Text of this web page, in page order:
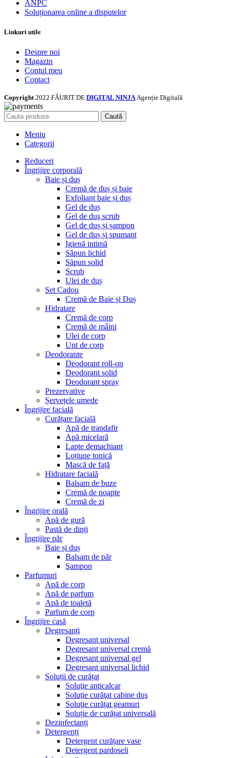
ANPC
Soluționarea online a disputelor
Linkuri utile
Despre noi
Magazin
Contul meu
Contact
Copyright 2022 FĂURIT DE DIGITAL NINJAAgenție Digitală
Caută
Meniu
Categorii
Reduceri
Îngrijire corporală
Baie și duș
Cremă de duș și baie
Exfoliant baie și duș
Gel de duș
Gel de duş scrub
Gel de duș și șampon
Gel de duș și spumant
Igienă intimă
Săpun lichid
Săpun solid
Scrub
Ulei de duș
Set Cadou
Cremă de Baie și Duș
Hidratare
Cremă de corp
Cremă de mâini
Ulei de corp
Unt de corp
Deodorante
Deodorant roll-on
Deodorant solid
Deodorant spray
Prezervative
Șervețele umede
Îngrijire facială
Curățare facială
Apă de trandafir
Apă micelară
Lapte demachiant
Loțiune tonică
Mască de față
Hidratare facială
Balsam de buze
Cremă de noapte
Cremă de zi
Îngrijire orală
Apă de gură
Pastă de dinți
Îngrijire păr
Baie și duș
Balsam de păr
Şampon
Parfumuri
Apă de corp
Apă de parfum
Apă de toaletă
Parfum de corp
Îngrijire casă
Degresanți
Degresant universal
Degresant universal cremă
Degresant universal gel
Degresant universal lichid
Soluții de curățat
Soluţie anticalcar
Soluţie curăţat cabine duş
Soluţie curățat geamuri
Soluție de curățat universală
Dezinfectanți
Detergenți
Detergent curățare vase
Detergent pardoseli